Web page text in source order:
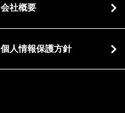
会社概要
個人情報保護方針